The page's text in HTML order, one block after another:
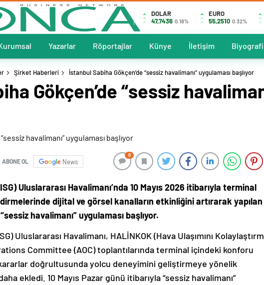
DOLAR
47,7436 0.18%
EURO
55,2510 0.32%
Yazarlar Röportajlar Künye İletişim
Şirket Haberleri İstanbul Sabiha Gökçen’de “sessiz havalimanı” uygulaması başlıyor
Gökçen’de “sessiz
ABONE OL News
0
Uluslararası Havalimanı’nda 10 Mayıs 2026 itibarıyla terminal
dijital ve görsel kanalların etkinliğini artırarak yapılan
havalimanı” uygulaması başlıyor.
Uluslararası Havalimanı, HALİNKOK (Hava Ulaşımını
Committee (AOC) toplantılarında terminal içindeki konforu
kararlar doğrultusunda yolcu deneyimini geliştirmeye yönelik
ekledi. 10 Mayıs Pazar günü itibarıyla “sessiz havalimanı”